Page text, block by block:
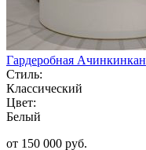
Гардеробная Ачинкинкан
Стиль:
Классический
Цвет:
Белый
от 150 000 руб.